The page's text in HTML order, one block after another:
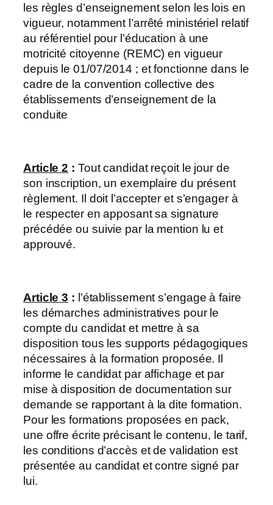
les règles d’enseignement selon les lois en
vigueur, notamment l’arrêté ministériel relatif
au référentiel pour l’éducation à une
motricité citoyenne (REMC) en vigueur
depuis le 01/07/2014 ; et fonctionne dans le
cadre de la convention collective des
établissements d’enseignement de la
conduite
Article 2 : Tout candidat reçoit le jour de
son inscription, un exemplaire du présent
règlement. Il doit l’accepter et s’engager à
le respecter en apposant sa signature
précédée ou suivie par la mention lu et
approuvé.
Article 3 : l’établissement s’engage à faire
les démarches administratives pour le
compte du candidat et mettre à sa
disposition tous les supports pédagogiques
nécessaires à la formation proposée. Il
informe le candidat par affichage et par
mise à disposition de documentation sur
demande se rapportant à la dite formation.
Pour les formations proposées en pack,
une offre écrite précisant le contenu, le tarif,
les conditions d’accès et de validation est
présentée au candidat et contre signé par
lui.